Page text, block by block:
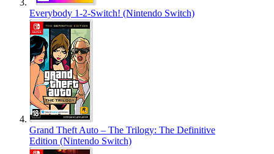
Everybody 1-2-Switch! (Nintendo Switch)
Grand Theft Auto – The Trilogy: The Definitive
Edition (Nintendo Switch)